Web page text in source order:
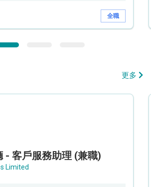
全職
更多
- 客戶服務助理 (兼職)
Limited